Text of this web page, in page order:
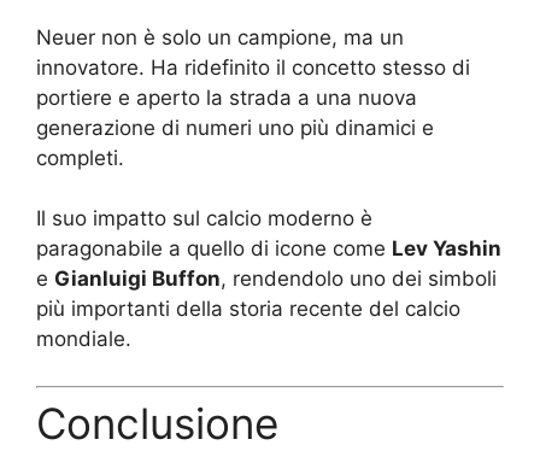
Neuer non è solo un campione, ma un
innovatore. Ha ridefinito il concetto stesso di
portiere e aperto la strada a una nuova
generazione di numeri uno più dinamici e
completi.
Il suo impatto sul calcio moderno è
paragonabile a quello di icone come Lev Yashin
e Gianluigi Buffon, rendendolo uno dei simboli
più importanti della storia recente del calcio
mondiale.
Conclusione